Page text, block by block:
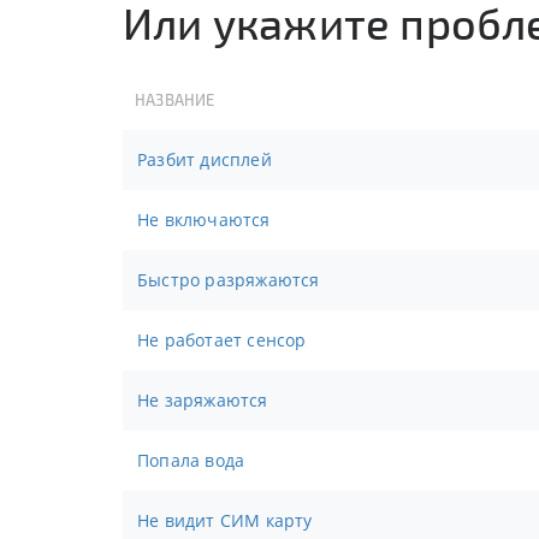
Или укажите
НАЗВАНИЕ
Разбит дисплей
Не включаются
Быстро разряжаются
Не работает сенсор
Не заряжаются
Попала вода
Не видит СИМ карту